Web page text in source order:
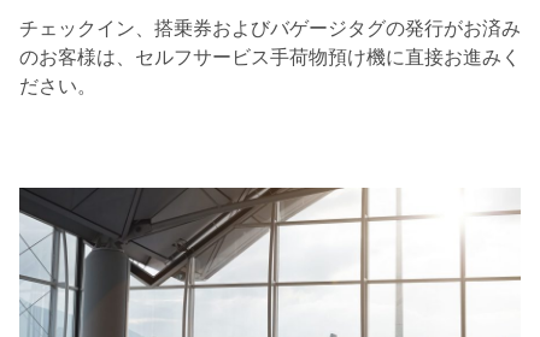
チェックイン、搭乗券およびバゲージタグの発行がお済み
のお客様は、セルフサービス手荷物預け機に直接お進みく
ださい。